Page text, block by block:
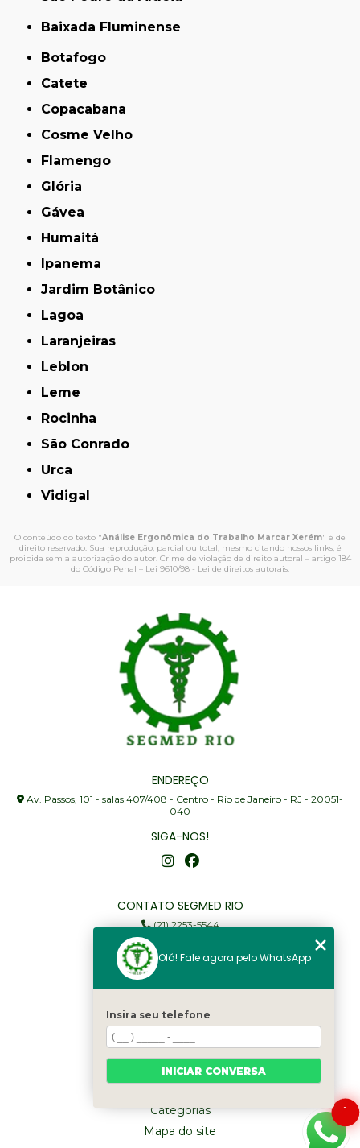
Baixada Fluminense
Botafogo
Catete
Copacabana
Cosme Velho
Flamengo
Glória
Gávea
Humaitá
Ipanema
Jardim Botânico
Lagoa
Laranjeiras
Leblon
Leme
Rocinha
São Conrado
Urca
Vidigal
O conteúdo do texto "Análise Ergonômica do Trabalho Marcar Xerém" é de
direito reservado. Sua reprodução, parcial ou total, mesmo citando nossos links, é
proibida sem a autorização do autor. Crime de violação de direito autoral – artigo 184
do Código Penal – Lei 9610/98 - Lei de direitos autorais
ENDEREÇO
Av. Passos, 101 - salas 407/408 - Centro - Rio de Janeiro - RJ - 20051-
040
SIGA-NOS!
CONTATO SEGMED RIO
(21) 2253-5544
(21) 97905-3352
segmed@segmedrio.com.br
MENU
Home
Institucional
Serviços
Categorias
Mapa do site
1
Olá! Fale agora pelo WhatsApp
Insira seu telefone
INICIAR CONVERSA